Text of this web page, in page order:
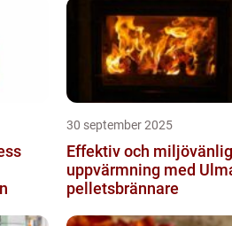
30 september 2025
Effektiv och miljövänlig
uppvärmning med
pelletsbrännare